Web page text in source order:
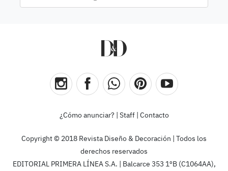
¿Cómo anunciar? Staff| Contacto
Copyright © 2018 Revista Diseño & Decoración | Todos los
derechos reservados
EDITORIAL PRIMERA LÍNEA S.A. | Balcarce 353 1ºB (C1064AA),